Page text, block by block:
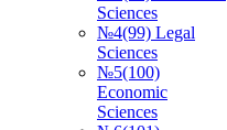
Sciences
№4(99) Legal
Sciences
№5(100)
Economic
Sciences